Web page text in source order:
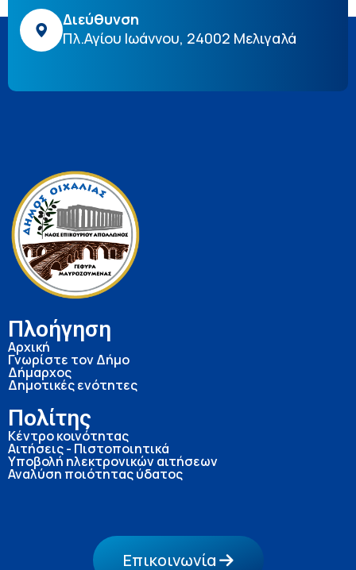
Διεύθυνση
Πλ.Αγίου Ιωάννου, 24002 Μελιγαλά
Πλοήγηση
Αρχική
Γνωρίστε τον Δήμο
Δήμαρχος
Δημοτικές ενότητες
Πολίτης
Κέντρο κοινότητας
Αιτήσεις - Πιστοποιητικά
Υποβολή ηλεκτρονικών αιτήσεων
Αναλύση ποιότητας ύδατος
Επικοινωνία